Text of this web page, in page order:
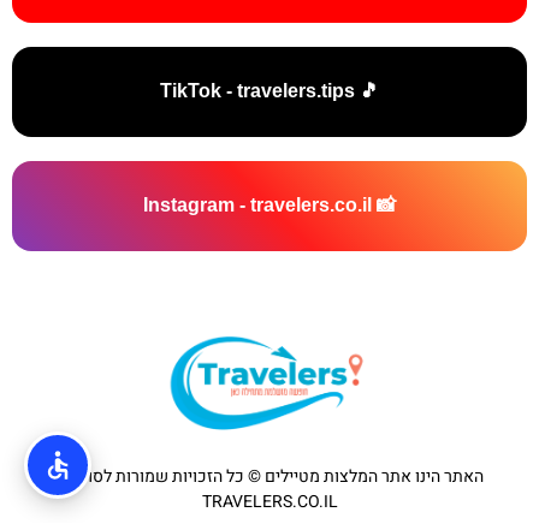
🎵 TikTok - travelers.tips
📸 Instagram - travelers.co.il
האתר הינו אתר המלצות מטיילים © כל הזכויות שמורות לסוכנות
TRAVELERS.CO.IL